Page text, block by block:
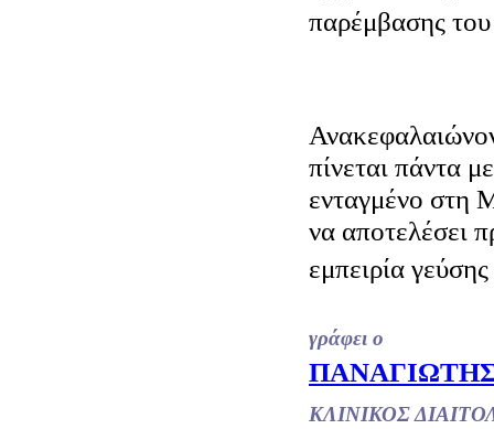
παρέμβασης
πίνεται πάντα
ενταγμένο στη
να αποτελέσει
εμπειρία
γράφει ο
ΚΛΙΝΙΚΟΣ